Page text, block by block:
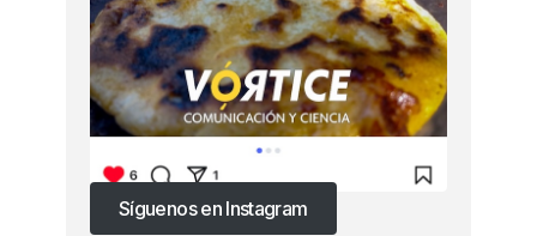
Síguenos en Instagram